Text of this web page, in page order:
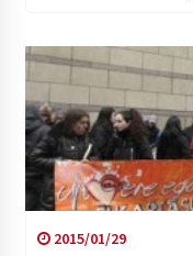
2015/01/29